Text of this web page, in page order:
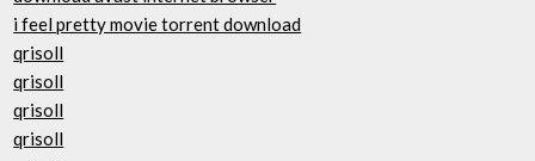
i feel pretty movie torrent download
qrisoll
qrisoll
qrisoll
qrisoll